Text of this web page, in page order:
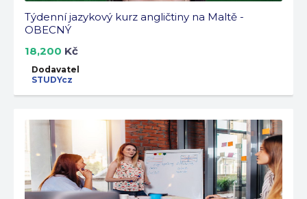
Týdenní jazykový kurz angličtiny na Maltě -
OBECNÝ
18,200 Kč
Dodavatel
STUDYcz